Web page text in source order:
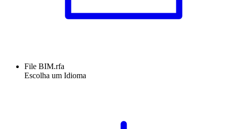
File BIM.rfa
Escolha um Idioma